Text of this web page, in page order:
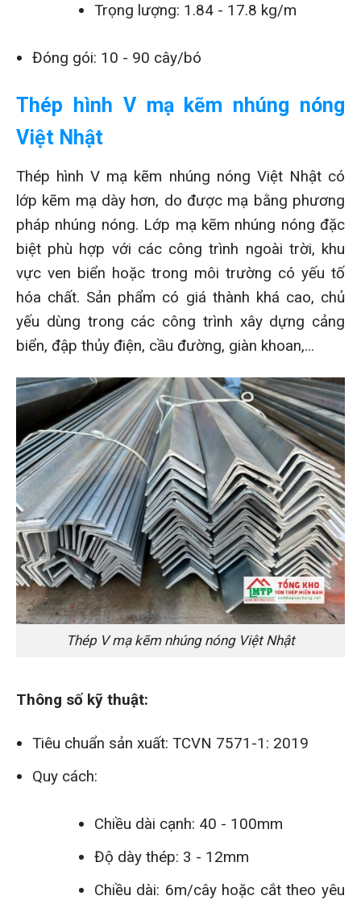
Trọng lượng: 1.84 - 17.8 kg/m
Đóng gói: 10 - 90 cây/bó
Thép hình V mạ kẽm nhúng nóng
Việt Nhật
Thép hình V mạ kẽm nhúng nóng Việt Nhật có
lớp kẽm mạ dày hơn, do được mạ bằng phương
pháp nhúng nóng. Lớp mạ kẽm nhúng nóng đặc
biệt phù hợp với các công trình ngoài trời, khu
vực ven biển hoặc trong môi trường có yếu tố
hóa chất. Sản phẩm có giá thành khá cao, chủ
yếu dùng trong các công trình xây dựng cảng
biển, đập thủy điện, cầu đường, giàn khoan,...
Thép V mạ kẽm nhúng nóng Việt Nhật
Thông số kỹ thuật:
Tiêu chuẩn sản xuất: TCVN 7571-1: 2019
Quy cách:
Chiều dài cạnh: 40 - 100mm
Độ dày thép: 3 - 12mm
Chiều dài: 6m/cây hoặc cắt theo yêu